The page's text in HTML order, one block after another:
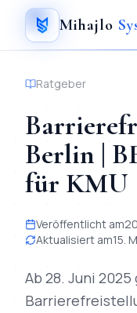
Mihajlo
Ratgeber
Berlin |
für KMU
Veröffentlicht am
Aktualisiert am15.
Ab 28. Juni